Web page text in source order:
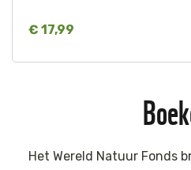
€ 17,99
Het Wereld Natuur Fonds